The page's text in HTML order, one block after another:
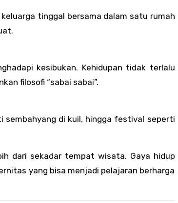
tinggal bersama dalam satu rumah
kesibukan. Kehidupan tidak terlalu
filosofi “sabai sabai”.
sembahyang di kuil, hingga festival seperti
dari sekadar tempat wisata. Gaya hidup
yang bisa menjadi pelajaran berharga